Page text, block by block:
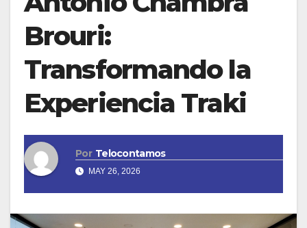
Brouri:
Transformando la
Experiencia Traki
Por Telocontamos
MAY 26, 2026